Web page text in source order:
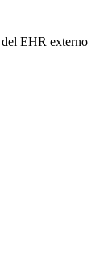
del EHR externo